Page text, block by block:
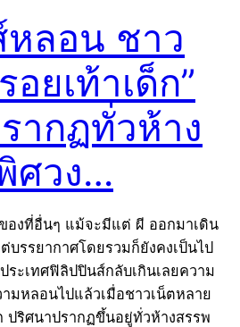
ลอน ชาว
อยเท้าเด็ก”
ากฏทั่วห้าง
ศวง…
องที่อื่นๆ แม้จะมีแต่ ผี ออกมาเดิน
รรยากาศโดยรวมก็ยังคงเป็นไป
ะเทศฟิลิปปินส์กลับเกินเลยความ
มหลอนไปแล้วเมื่อชาวเน็ตหลาย
ปริศนาปรากฏขึ้นอยู่ทั่วห้างสรรพ